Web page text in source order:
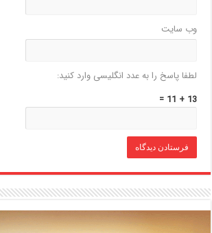
وب‌ سایت
لطفا پاسخ را به عدد انگلیسی وارد کنید:
13 + 11 =